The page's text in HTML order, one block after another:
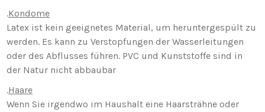
.Kondome
Latex ist kein geeignetes Material, um heruntergespült zu
werden. Es kann zu Verstopfungen der Wasserleitungen
oder des Abflusses führen. PVC und Kunststoffe sind in
der Natur nicht abbaubar
.Haare
Wenn Sie irgendwo im Haushalt eine Haarsträhne oder